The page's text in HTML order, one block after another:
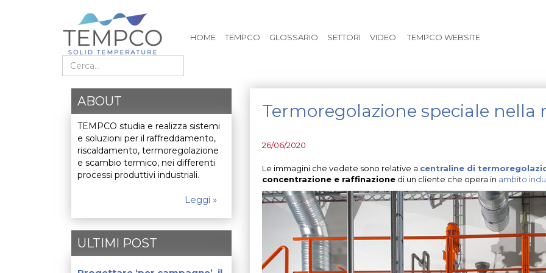
HOME TEMPCO GLOSSARIO SETTORI VIDEO TEMPCO WEBSITE
Cerca nel sito
Termoregolazione speciale
26/06/2020
Le immagini che vedete sono relative a centraline di
concentrazione e raffinazionedi un cliente che opera in ambito
ABOUT
TEMPCO studia e realizza sistemi
e soluzioni per il raffreddamento,
riscaldamento, termoregolazione
e scambio termico, nei differenti
processi produttivi industriali.
Leggi »
ULTIMI POST